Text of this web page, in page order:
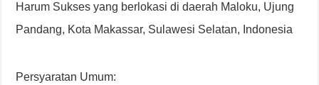
Harum Sukses yang berlokasi di daerah Maloku, Ujung
Pandang, Kota Makassar, Sulawesi Selatan, Indonesia
Persyaratan Umum: